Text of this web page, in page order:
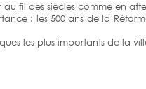
fil des siècles comme en
: les 500 ans de la
les plus importants de la